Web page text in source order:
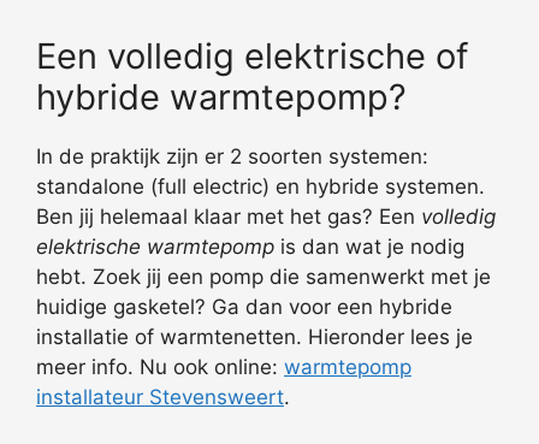
Een volledig elektrische of
hybride warmtepomp?
In de praktijk zijn er 2 soorten systemen:
standalone (full electric) en hybride systemen.
Ben jij helemaal klaar met het gas? Een volledig
elektrische warmtepomp is dan wat je nodig
hebt. Zoek jij een pomp die samenwerkt met je
huidige gasketel? Ga dan voor een hybride
installatie of warmtenetten. Hieronder lees je
meer info. Nu ook online: warmtepomp
installateur Stevensweert.